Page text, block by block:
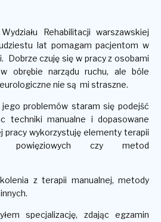
Rehabilitacji warszawskiej
lat pomagam pacjentom w
Dobrze czuję się w pracy z osobami
obrębie narządu ruchu, ale bóle
nie są mi straszne.
problemów staram się podejść
techniki manualne i dopasowane
pracy wykorzystuję elementy terapii
powięziowych czy metod
z terapii manualnej, metody
specjalizację, zdając egzamin